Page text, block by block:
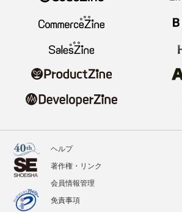
ヘルプ
著作権・リンク
会員情報管理
免責事項